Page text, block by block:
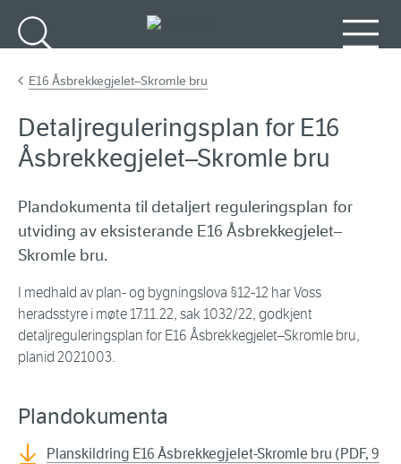
E16 Åsbrekkegjelet–Skromle bru
Detaljreguleringsplan for E16
Åsbrekkegjelet–Skromle bru
Plandokumenta til detaljert reguleringsplan for
utviding av eksisterande E16 Åsbrekkegjelet–
Skromle bru.
I medhald av plan- og bygningslova §12-12 har Voss
heradsstyre i møte 17.11.22, sak 1032/22, godkjent
detaljreguleringsplan for E16 Åsbrekkegjelet–Skromle bru,
planid 2021003.
Plandokumenta
Planskildring E16 Åsbrekkegjelet-Skromle bru (PDF, 9